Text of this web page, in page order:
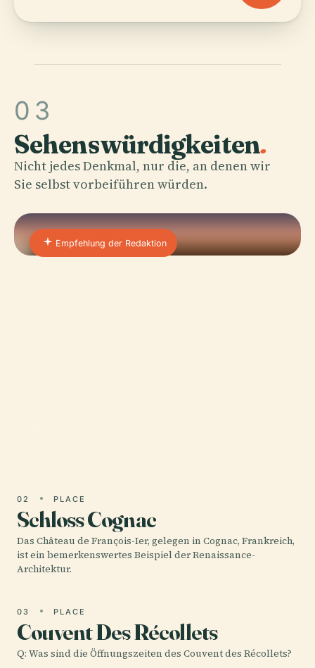
03
Sehenswürdigkeiten.
Nicht jedes Denkmal, nur die, an denen wir
Sie selbst vorbeiführen würden.
Empfehlung der Redaktion
02 PLACE
Schloss Cognac
Das Château de François-Ier, gelegen in Cognac, Frankreich,
ist ein bemerkenswertes Beispiel der Renaissance-
Architektur.
03 PLACE
Couvent Des Récollets
Q: Was sind die Öffnungszeiten des Couvent des Récollets?